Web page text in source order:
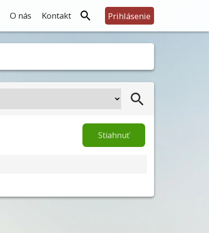
Prihlásenie
O nás Kontakt
Stiahnuť